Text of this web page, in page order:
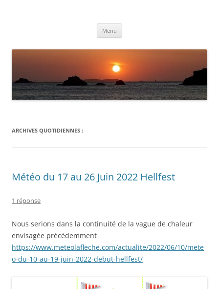
Menu
ARCHIVES QUOTIDIENNES :
Météo du 17 au 26 Juin 2022 Hellfest
1 réponse
Nous serions dans la continuité de la vague de chaleur
envisagée précédemment
https://www.meteolafleche.com/actualite/2022/06/10/mete
o-du-10-au-19-juin-2022-debut-hellfest/